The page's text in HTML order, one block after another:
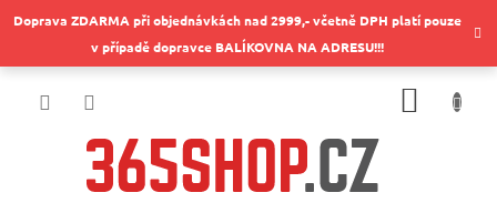
naDoprava ZDARMA při objednávkách nad 2999,- včetně DPH platí pouze
v případě dopravce BALÍKOVNA NA ADRESU!!!